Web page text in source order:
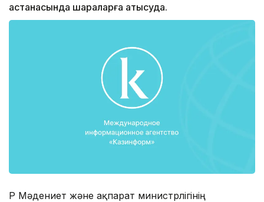
астанасында шараларға қатысуда.
ҚР Мәдениет және ақпарат министрлігінің